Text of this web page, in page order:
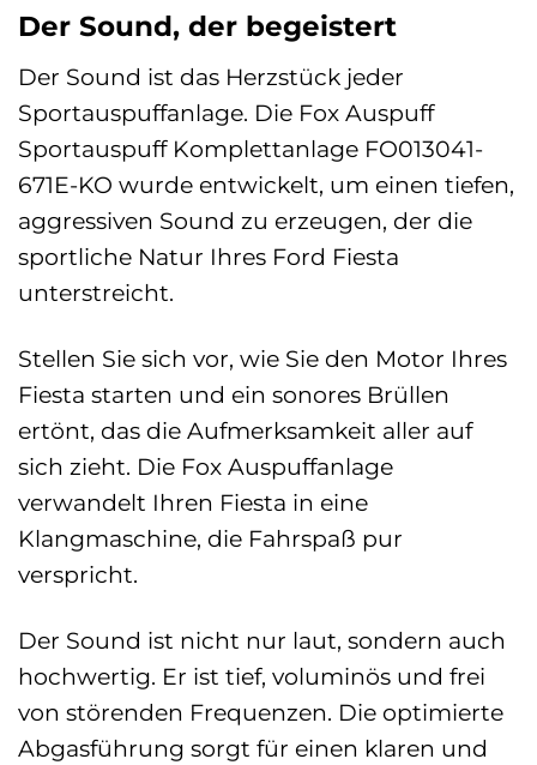
Der Sound, der begeistert
Der Sound ist das Herzstück jeder
Sportauspuffanlage. Die Fox Auspuff
Sportauspuff Komplettanlage FO013041-
671E-KO wurde entwickelt, um einen tiefen,
aggressiven Sound zu erzeugen, der die
sportliche Natur Ihres Ford Fiesta
unterstreicht.
Stellen Sie sich vor, wie Sie den Motor Ihres
Fiesta starten und ein sonores Brüllen
ertönt, das die Aufmerksamkeit aller auf
sich zieht. Die Fox Auspuffanlage
verwandelt Ihren Fiesta in eine
Klangmaschine, die Fahrspaß pur
verspricht.
Der Sound ist nicht nur laut, sondern auch
hochwertig. Er ist tief, voluminös und frei
von störenden Frequenzen. Die optimierte
Abgasführung sorgt für einen klaren und